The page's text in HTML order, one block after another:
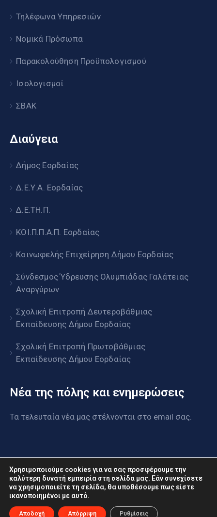
Τηλέφωνα Υπηρεσιών
Νομικά Πρόσωπα
Παρακολούθηση Προϋπολογισμού
Ισολογισμοί
ΣΒΑΚ
Διαύγεια
Δήμος Εορδαίας
Δ.Ε.Υ.Α. Εορδαίας
Δ.Ε.ΤΗ.Π.
ΚΟΙ.Π.Π.Α.Π. Εορδαίας
Κοινωφελής Επιχείρηση Δήμου Εορδαίας
Σύνδεσμος Ύδρευσης Ολυμπιάδας Γαλάτειας
Αναργύρων
Σχολική Επιτροπή Δευτεροβάθμιας
Εκπαίδευσης Δήμου Εορδαίας
Σχολική Επιτροπή Πρωτοβάθμιας
Εκπαίδευσης Δήμου Εορδαίας
Νέα της πόλης και ενημερώσεις
Τα τελευταία νέα μας στέλνονται στο email σας.
www.eordaia.gov.gr © 2022. Με επιφύλαξη παντός
δικαιώματος
Χρησιμοποιούμε cookies για να σας προσφέρουμε την
καλύτερη δυνατή εμπειρία στη σελίδα μας. Εάν συνεχίσετε
να χρησιμοποιείτε τη σελίδα, θα υποθέσουμε πως είστε
ικανοποιημένοι με αυτό.
Αποδοχή Απόρριψη Ρυθμίσεις